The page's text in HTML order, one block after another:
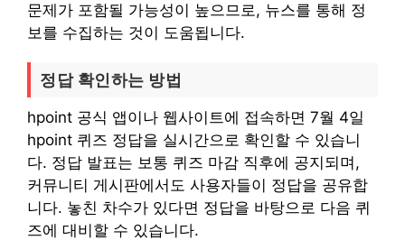
문제가 포함될 가능성이 높으므로, 뉴스를 통해 정
보를 수집하는 것이 도움됩니다.
정답 확인하는 방법
hpoint 공식 앱이나 웹사이트에 접속하면 7월 4일
hpoint 퀴즈 정답을 실시간으로 확인할 수 있습니
다. 정답 발표는 보통 퀴즈 마감 직후에 공지되며,
커뮤니티 게시판에서도 사용자들이 정답을 공유합
니다. 놓친 차수가 있다면 정답을 바탕으로 다음 퀴
즈에 대비할 수 있습니다.